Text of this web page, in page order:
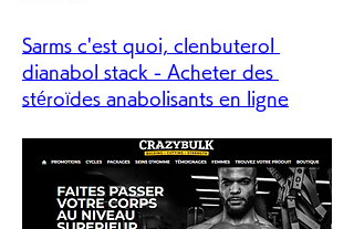
Sarms c'est quoi, clenbuterol
dianabol stack - Acheter des
stéroïdes anabolisants en ligne